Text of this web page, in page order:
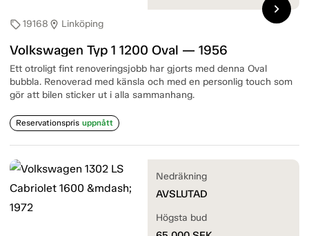
sell19168 location_on Linköping
Volkswagen Typ 1 1200 Oval — 1956
Ett otroligt fint renoveringsjobb har gjorts med denna Oval
bubbla. Renoverad med känsla och med en personlig touch som
gör att bilen sticker ut i alla sammanhang.
Reservationspris uppnått
chevron_right
Nedräkning
AVSLUTAD
Högsta bud